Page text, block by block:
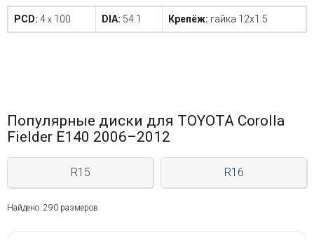
C
9:00
до
PCD: 4 x 100 DIA: 54.1 Крепёж: гайка 12x1.5
Популярные диски для TOYOTA Corolla
Fielder E140 2006–2012
R15 R16
Найдено: 290 размеров